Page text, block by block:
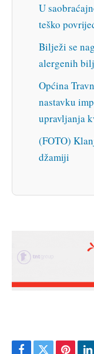
U
teško
Bilježi se
alergenih
Općina
nastavku
upravljanja
(FOTO)
džamiji